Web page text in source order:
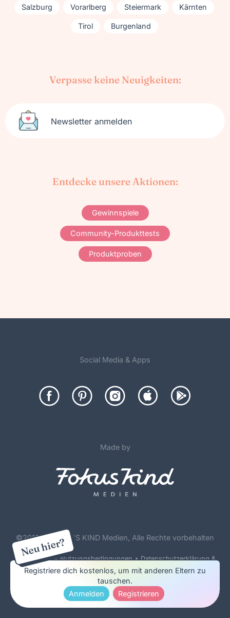
Neu hier?
Registriere dich kostenlos, um mit anderen Eltern zu
tauschen.
Anmelden
Registrieren
Salzburg Vorarlberg Steiermark Kärnten
Tirol Burgenland
Verpasse keine Neuigkeiten:
Newsletter anmelden
Entdecke unsere Aktionen:
Gewinnspiele
Community-Produkttests
Produktproben
Social Media & Apps
Made by
©2012-26 FOKUS KIND Medien, Alle Rechte vorbehalten
Forenregeln & Nutzungsbedingungen •Datenschutzerklärung &
Cookie Policy
Impressum & Werbung